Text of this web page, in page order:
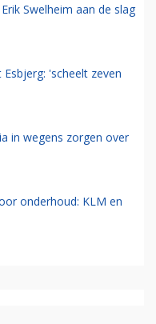
Swelheim aan de slag
'scheelt zeven
in wegens zorgen over
onderhoud: KLM en